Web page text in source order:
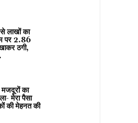
लाखों का
पर 2.86
ठगी,
का
मेरा पैसा
की मेहनत की